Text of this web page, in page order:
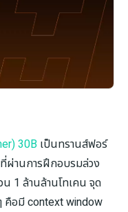
30B เป็นทรานส์ฟอร์
ผ่านการฝึกอบรมล่วง
1 ล้านล้านโทเคน จุด
คือมี context window